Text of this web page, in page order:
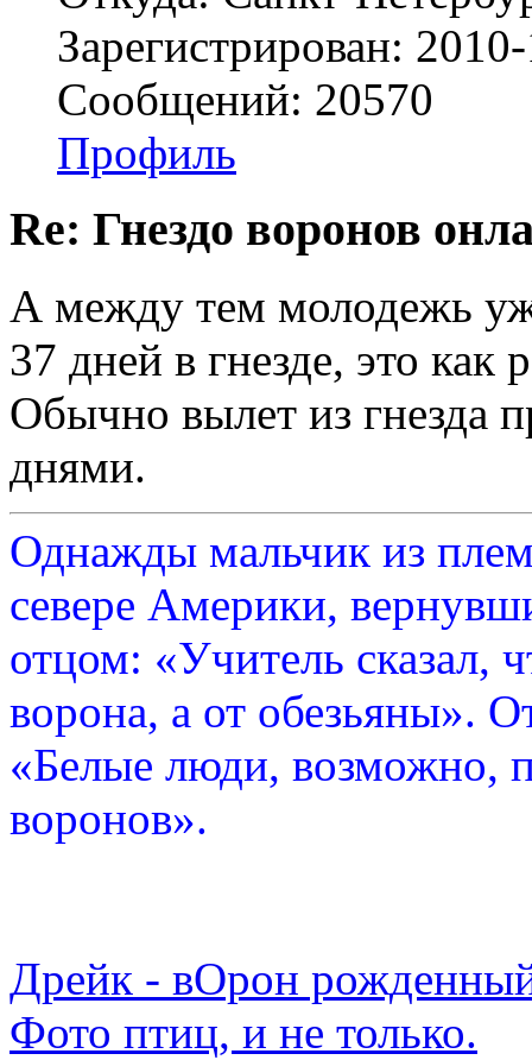
Зарегистрирован:
Сообщений: 20570
Профиль
Re: Гнездо воронов
А между тем молодежь
37 дней в гнезде, это как
Обычно вылет из гнезда
днями.
Однажды мальчик из
севере Америки,
отцом: «Учитель сказал,
ворона, а от обезьяны».
«Белые люди, возможно,
воронов».
Дрейк - вОрон
Фото птиц, и не только.